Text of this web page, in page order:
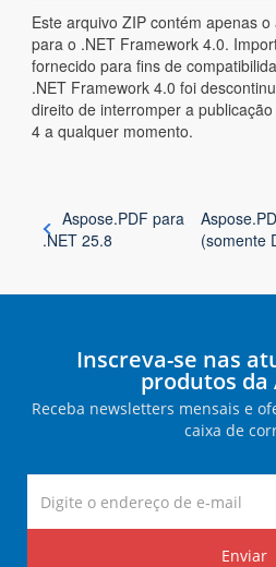
Este arquivo ZIP contém apenas
para o .NET Framework 4.0.
fornecido para fins de
.NET Framework 4.0 foi
direito de interromper a
4 a qualquer momento.
Aspose.PDF para
.NET 25.8
(somente
Inscreva-se nas
produtos da
Receba newsletters mensais e
caixa de
Enviar